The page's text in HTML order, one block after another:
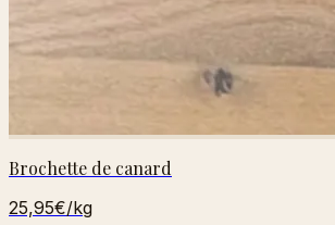
Brochette de canard
25,95€/kg